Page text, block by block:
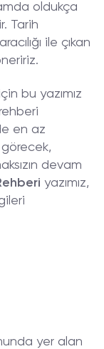
oldukça
Tarih
ile çıkan
bu yazımız
en az
devam
yazımız,
yer alan